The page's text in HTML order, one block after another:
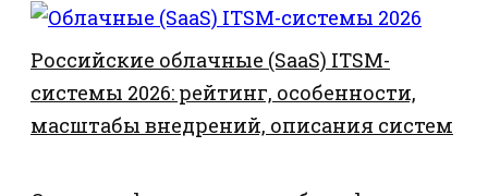
Российские облачные (SaaS) ITSM-
системы 2026: рейтинг, особенности,
масштабы внедрений, описания систем